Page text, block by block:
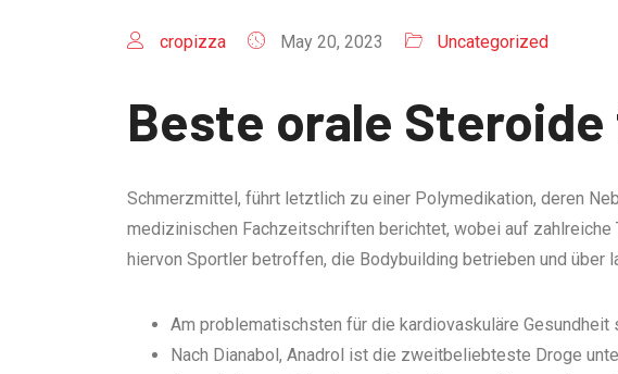
cropizza May 20, 2023 Uncategorized
Beste orale
Schmerzmittel, führt letztlich zu einer Polymedikation, deren
medizinischen Fachzeitschriften berichtet, wobei auf
hiervon Sportler betroffen, die Bodybuilding betrieben und über
Am problematischsten für die kardiovaskuläre Gesundheit
Nach Dianabol, Anadrol ist die zweitbeliebteste Droge